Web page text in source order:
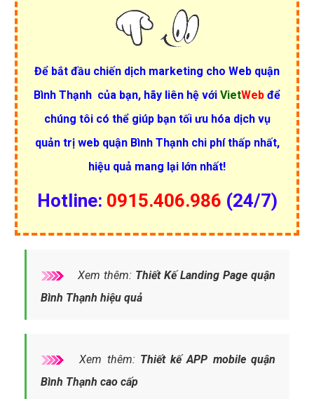
Để bắt đầu chiến dịch marketing cho Web quận
Bình Thạnh của bạn, hãy liên hệ với VietWeb để
chúng tôi có thể giúp bạn tối ưu hóa dịch vụ
quản trị web quận Bình Thạnh chi phí thấp nhất,
hiệu quả mang lại lớn nhất!
Hotline: 0915.406.986 (24/7)
Xem thêm: Thiết Kế Landing Page quận
Bình Thạnh hiệu quả
Xem thêm: Thiết kế APP mobile quận
Bình Thạnh cao cấp